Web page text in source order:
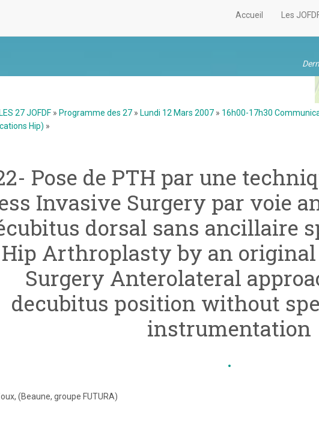
Accueil Les
LES 27 JOFDF » Programme des 27 » Lundi 12 Mars 2007 » 16h00-17h30
Hip) »
Pose de PTH par une
Invasive Surgery par voie
dorsal sans ancillaire
Hip Arthroplasty by an original
Surgery Anterolateral
decubitus position without
instrumentation
(Beaune, groupe FUTURA)